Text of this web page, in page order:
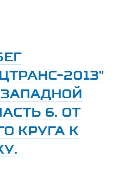
2013"
6. ОТ
КРУГА К